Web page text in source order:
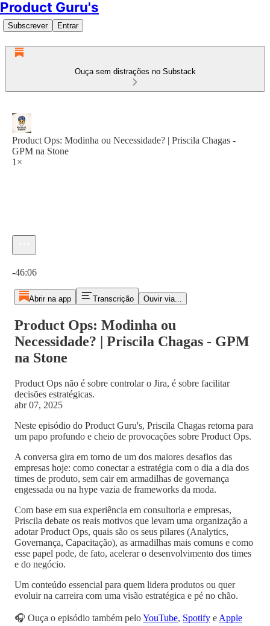
Product Guru's
Subscrever Entrar
Ouça sem distrações no Substack
Product Ops: Modinha ou Necessidade? | Priscila Chagas -
GPM na Stone
1×
-46:06
Abrir na app Transcrição Ouvir via...
Product Ops: Modinha ou
Necessidade? | Priscila Chagas - GPM
na Stone
Product Ops não é sobre controlar o Jira, é sobre facilitar
decisões estratégicas.
abr 07, 2025
Neste episódio do Product Guru's, Priscila Chagas retorna para
um papo profundo e cheio de provocações sobre Product Ops.
A conversa gira em torno de um dos maiores desafios das
empresas hoje: como conectar a estratégia com o dia a dia dos
times de produto, sem cair em armadilhas de governança
engessada ou na hype vazia de frameworks da moda.
Com base em sua experiência em consultoria e empresas,
Priscila debate os reais motivos que levam uma organização a
adotar Product Ops, quais são os seus pilares (Analytics,
Governança, Capacitação), as armadilhas mais comuns e como
esse papel pode, de fato, acelerar o desenvolvimento dos times
e do negócio.
Um conteúdo essencial para quem lidera produtos ou quer
evoluir na carreira com uma visão estratégica e pé no chão.
🎧 Ouça o episódio também peloYouTube, Spotify e Apple